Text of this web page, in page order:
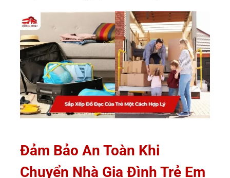
Đảm Bảo An Toàn Khi
Chuyển Nhà Gia Đình Trẻ Em